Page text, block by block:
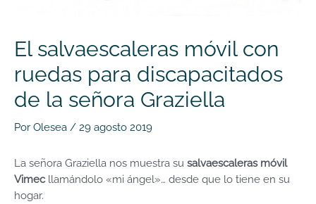
El salvaescaleras móvil con
ruedas para discapacitados
de la señora Graziella
Por Olesea / 29 agosto 2019
La señora Graziella nos muestra su salvaescaleras móvil
Vimecllamándolo «mi ángel»… desde que lo tiene en su
hogar.